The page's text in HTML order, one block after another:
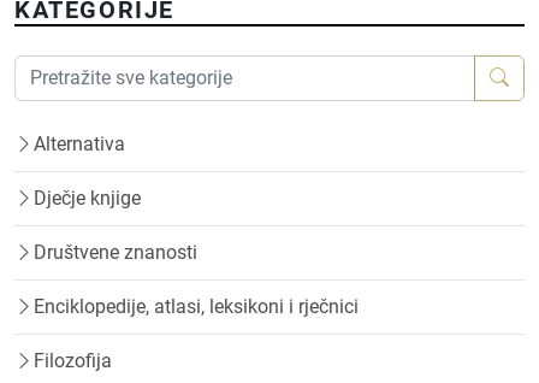
KATEGORIJE
Alternativa
Dječje knjige
Društvene znanosti
Enciklopedije, atlasi, leksikoni i rječnici
Filozofija